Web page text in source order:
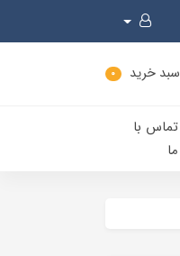
سبد خرید 0
تماس با
ما